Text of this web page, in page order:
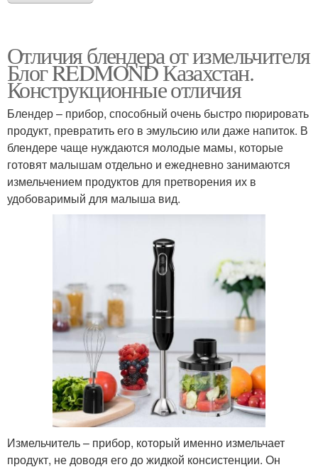
Отличия блендера от измельчителя
Блог REDMOND Казахстан.
Конструкционные отличия
Блендер – прибор, способный очень быстро пюрировать
продукт, превратить его в эмульсию или даже напиток. В
блендере чаще нуждаются молодые мамы, которые
готовят малышам отдельно и ежедневно занимаются
измельчением продуктов для претворения их в
удобоваримый для малыша вид.
Измельчитель – прибор, который именно измельчает
продукт, не доводя его до жидкой консистенции. Он